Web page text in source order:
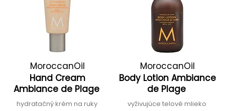
MoroccanOil
Hand Cream
Ambiance de Plage
hydratačný krém na ruky
MoroccanOil
Body Lotion Ambiance
de Plage
vyživujúce telové mlieko